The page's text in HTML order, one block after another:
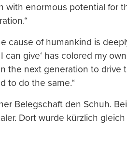
with enormous potential for
cause of humankind is
can give‘ has colored my
the next generation to drive
to do the same.“
Belegschaft den Schuh.
Dort wurde kürzlich